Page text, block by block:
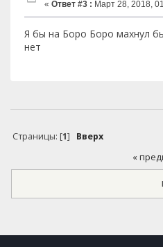
« Ответ #3 : Март 28, 2018,
Я бы на Боро Боро махнул
нет
Страницы: [1] Вверх
«